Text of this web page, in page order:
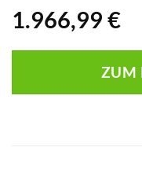
1.966,99 €
ZUM